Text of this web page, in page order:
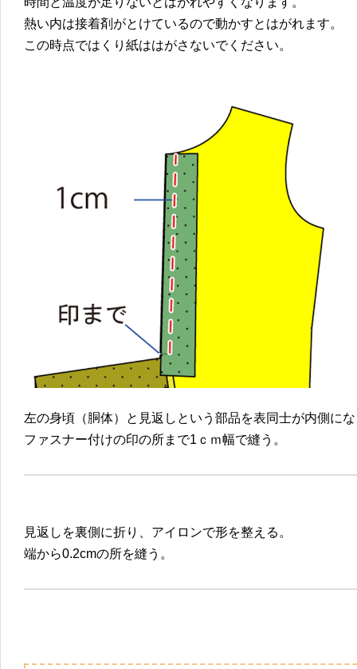
熱い内は接着剤がとけているので動かすとはがれます。
この時点ではくり紙ははがさないでください。
左の身頃（胴体）と見返しという部品を表同士が内側に
ファスナー付けの印の所まで1ｃｍ幅で縫う。
見返しを裏側に折り、アイロンで形を整える。
端から0.2cmの所を縫う。